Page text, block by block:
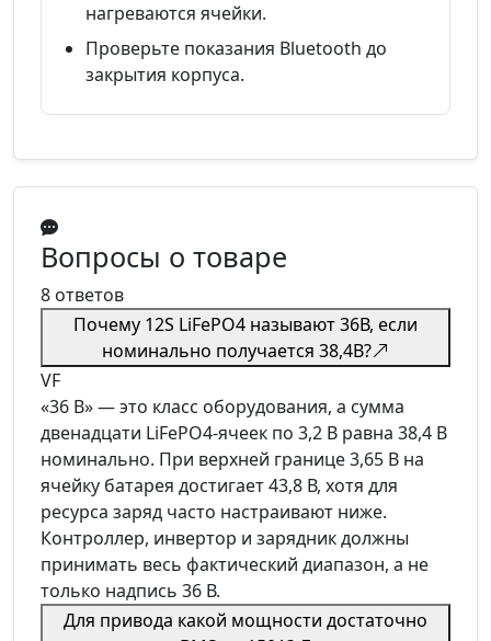
нагреваются ячейки.
Проверьте показания Bluetooth до
закрытия корпуса.
Вопросы о товаре
8 ответов
Почему 12S LiFePO4 называют 36В, если
номинально получается 38,4В?
VF
«36 В» — это класс оборудования, а сумма
двенадцати LiFePO4-ячеек по 3,2 В равна 38,4 В
номинально. При верхней границе 3,65 В на
ячейку батарея достигает 43,8 В, хотя для
ресурса заряд часто настраивают ниже.
Контроллер, инвертор и зарядник должны
принимать весь фактический диапазон, а не
только надпись 36 В.
Для привода какой мощности достаточно